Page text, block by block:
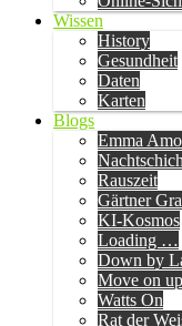
Wissen
History
Gesundheit
Daten
Karten
Blogs
Emma
Rauszeit
Gärtner
KI-Kosmos
Loading …
Down by
Move on up
Watts On
Rat der